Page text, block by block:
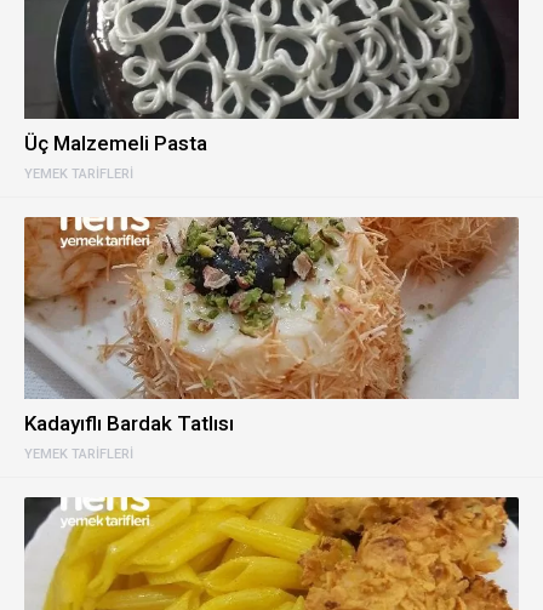
YEMEK TARIFLERI
Üç Malzemeli Pasta
YEMEK TARIFLERI
Kadayıflı Bardak Tatlısı